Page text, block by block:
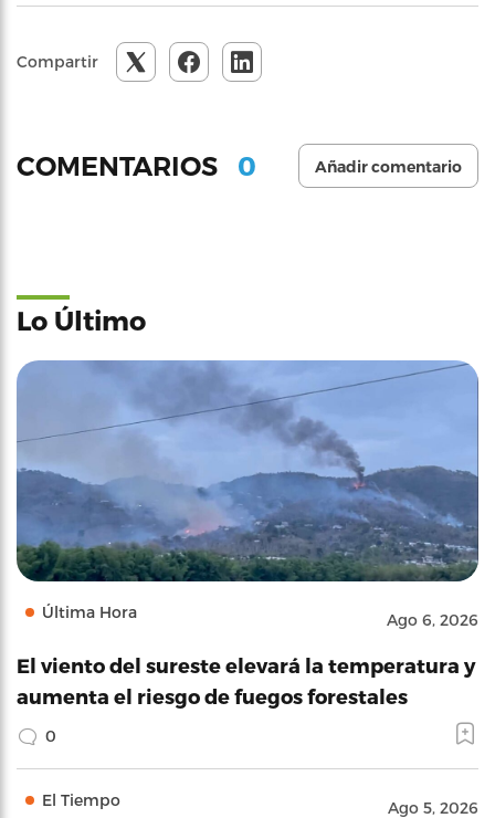
Compartir
COMENTARIOS 0 Añadir comentario
Lo Último
Última Hora Ago 6, 2026
El viento del sureste elevará la temperatura y
aumenta el riesgo de fuegos forestales
0
El Tiempo Ago 5, 2026